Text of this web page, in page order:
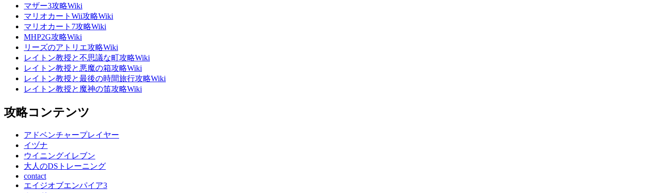
マザー3攻略Wiki
マリオカートWii攻略Wiki
マリオカート7攻略Wiki
MHP2G攻略Wiki
リーズのアトリエ攻略Wiki
レイトン教授と不思議な町攻略Wiki
レイトン教授と悪魔の箱攻略Wiki
レイトン教授と最後の時間旅行攻略Wiki
レイトン教授と魔神の笛攻略Wiki
攻略コンテンツ
アドベンチャープレイヤー
イヅナ
ウイニングイレブン
大人のDSトレーニング
contact
エイジオブエンパイア3